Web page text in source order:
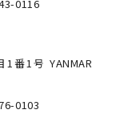
0116
番1号 YANMAR
0103